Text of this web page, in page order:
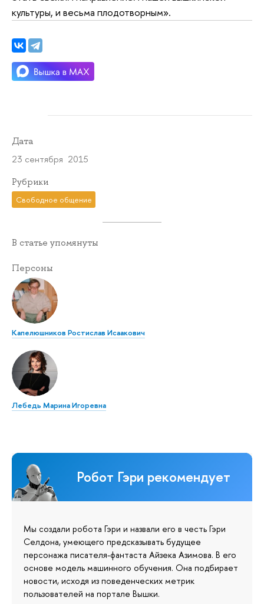
культуры, и весьма плодотворным».
Дата
23 сентября 2015
Рубрики
Свободное общение
В статье упомянуты
Персоны
Капелюшников Ростислав Исаакович
Лебедь Марина Игоревна
Робот Гэри рекомендует
Мы создали робота Гэри и назвали его в честь Гэри
Селдона, умеющего предсказывать будущее
персонажа писателя-фантаста Айзека Азимова. В его
основе модель машинного обучения. Она подбирает
новости, исходя из поведенческих метрик
пользователей на портале Вышки.